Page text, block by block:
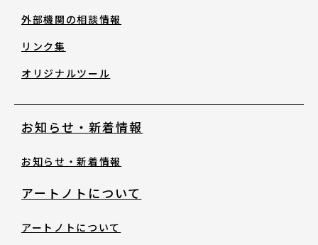
活動場所情報
外部機関の相談情報
オリジナルツール
外部機関の相談情報
リンク集
オリジナルツール
お知らせ・新着情報
お知らせ・新着情報
アートノトについて
アートノトについて